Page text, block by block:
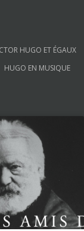
HUGO ET ÉGAUX
HUGO EN MUSIQUE